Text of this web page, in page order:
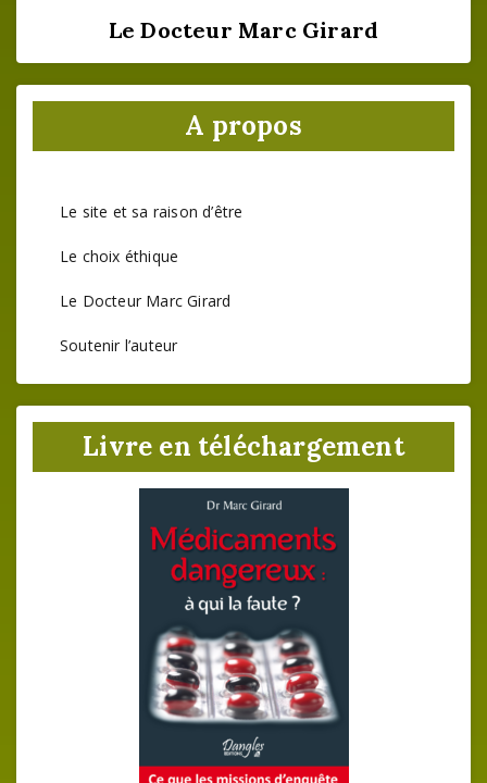
Le Docteur Marc Girard
A propos
Le site et sa raison d’être
Le choix éthique
Le Docteur Marc Girard
Soutenir l’auteur
Livre en téléchargement